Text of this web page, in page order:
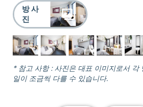
방 사
진
* 참고 사항 : 사진은 대표 이미지로서 각
일이 조금씩 다를 수 있습니다.